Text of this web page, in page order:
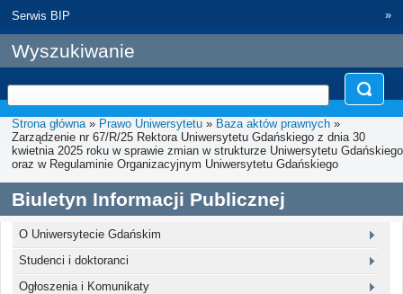
Serwis BIP
»
Wyszukiwanie
Strona główna» Prawo Uniwersytetu » Baza aktów prawnych »
Zarządzenie nr 67/R/25 Rektora Uniwersytetu Gdańskiego z dnia 30
kwietnia 2025 roku w sprawie zmian w strukturze Uniwersytetu Gdańskiego
oraz w Regulaminie Organizacyjnym Uniwersytetu Gdańskiego
Biuletyn Informacji Publicznej
O Uniwersytecie Gdańskim
Studenci i doktoranci
Ogłoszenia i Komunikaty